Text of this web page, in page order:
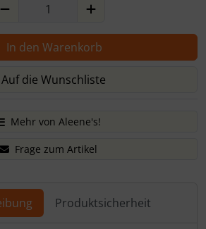
In den Warenkorb
Auf die Wunschliste
Mehr von Aleene's!
Frage zum Artikel
Produktsicherheit